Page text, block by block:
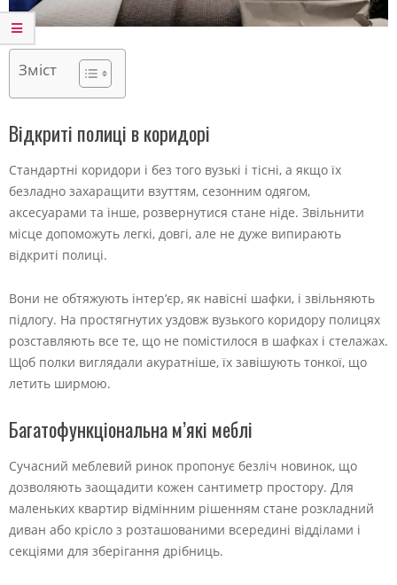
Зміст
Відкриті полиці в коридорі
Стандартні коридори і без того вузькі і тісні, а якщо їх
безладно захаращити взуттям, сезонним одягом,
аксесуарами та інше, розвернутися стане ніде. Звільнити
місце допоможуть легкі, довгі, але не дуже випирають
відкриті полиці.
Вони не обтяжують інтер’єр, як навісні шафки, і звільняють
підлогу. На простягнутих уздовж вузького коридору полицях
розставляють все те, що не помістилося в шафках і стелажах.
Щоб полки виглядали акуратніше, їх завішують тонкої, що
летить ширмою.
Багатофункціональна м’які меблі
Сучасний меблевий ринок пропонує безліч новинок, що
дозволяють заощадити кожен сантиметр простору. Для
маленьких квартир відмінним рішенням стане розкладний
диван або крісло з розташованими всередині відділами і
секціями для зберігання дрібниць.